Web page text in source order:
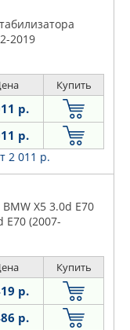
2019
Купить
р.
р.
2 011 р.
X5 3.0d E70
E70 (2007-
Купить
р.
р.